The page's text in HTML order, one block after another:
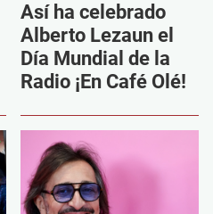
Así ha celebrado
Alberto Lezaun el
Día Mundial de la
Radio ¡En Café Olé!